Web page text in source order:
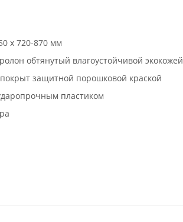
х 720-870 мм
обтянутый влагоустойчивой экокожей
защитной порошковой краской
пластиком